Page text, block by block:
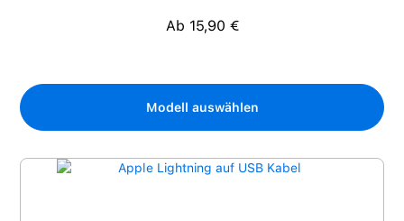
Regulärer Preis:
Ab 15,90 €
Modell auswählen